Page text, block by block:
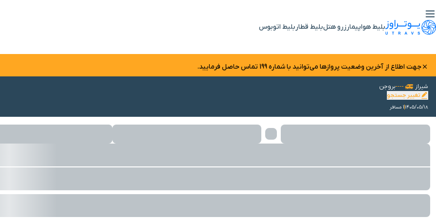
بلیط هواپیمارزرو هتلبلیط قطار بلیط اتوبوس
جهت اطلاع از آخرین وضعیت پرواز‌ها می‌توانید با شماره 199 تماس حاصل فرمایید.
شیراز
بروجن
تغییر جستجو
۱۴۰۵/۰۵/۱۸1 مسافر